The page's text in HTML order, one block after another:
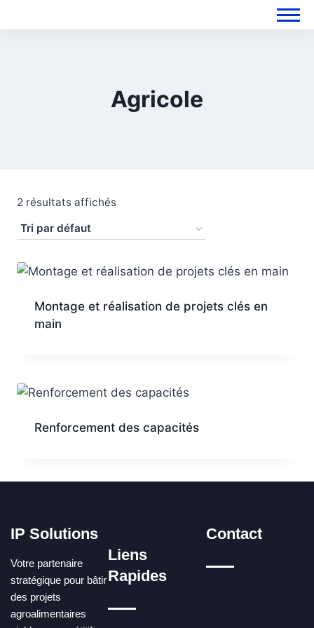
Agricole
2 résultats affichés
Montage et réalisation de projets clés en
main
Renforcement des capacités
IP Solutions
Votre partenaire
stratégique pour bâtir
des projets
agroalimentaires
Liens
Rapides
Contact